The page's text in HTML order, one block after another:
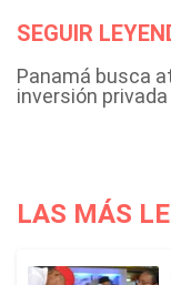
SEGUIR
Panamá busca
inversión
LAS MÁS